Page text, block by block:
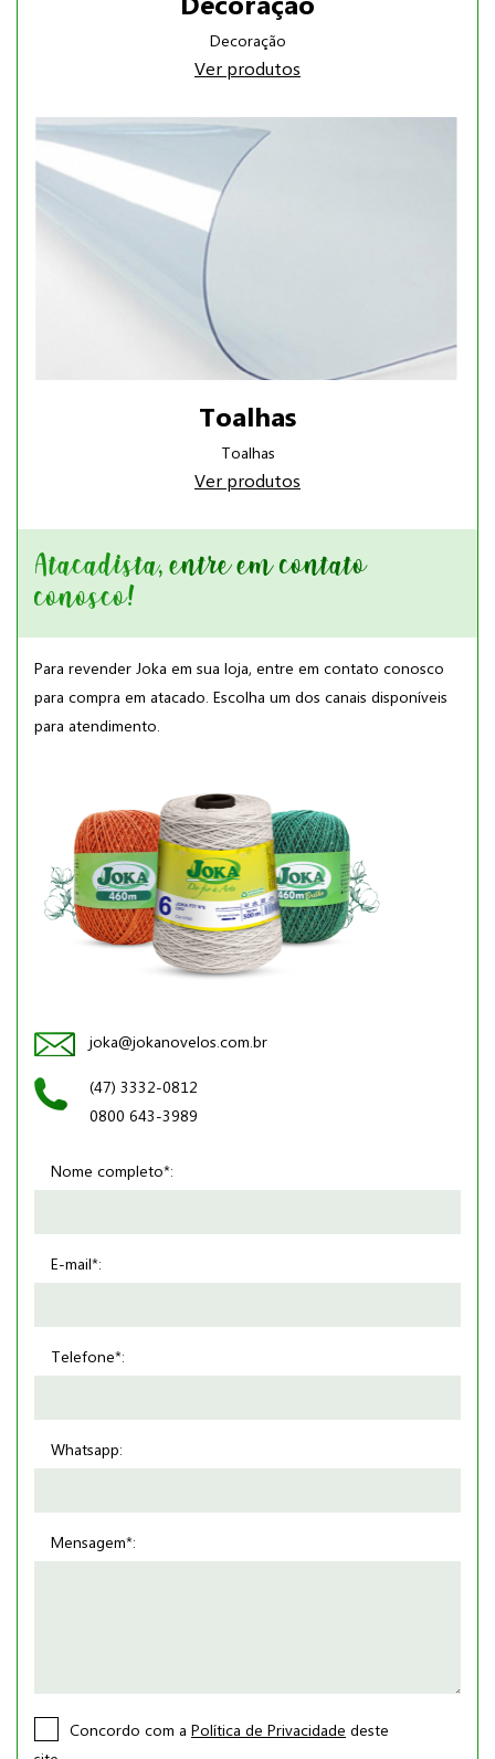
Decoração
Ver produtos
Toalhas
Toalhas
Ver produtos
Atacadista, entre em contato
conosco!
Para revender Joka em sua loja, entre em contato conosco
para compra em atacado. Escolha um dos canais disponíveis
para atendimento.
joka@jokanovelos.com.br
(47) 3332-0812
0800 643-3989
Nome completo*:
E-mail*:
Telefone*:
Whatsapp:
Mensagem*:
Concordo com a Política de Privacidade deste